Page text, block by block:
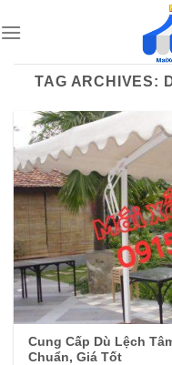
to
TAG ARCHIVES:
Cung Cấp Dù Lệch
Chuẩn, Giá Tốt